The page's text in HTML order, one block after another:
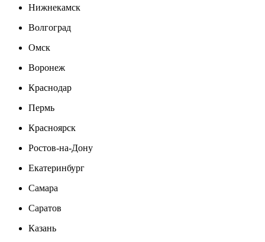
Нижнекамск
Волгоград
Омск
Воронеж
Краснодар
Пермь
Красноярск
Ростов-на-Дону
Екатеринбург
Самара
Саратов
Казань